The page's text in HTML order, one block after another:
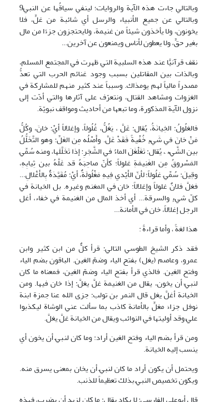
وبالتالي جاءت هذه الآية والروايات؛ لينفي سياقُها عن النبيِّ9
وبالتالي عن جميع الأنبياء والرسل أي شائبة من غلٍّ، فلا
يخونون، ولا يأخذون شيئاً من غنيمة، ولايحتجزون جزءًا من مال
بغير حقٍّ، ولا يعطون لأناس ويمنعون عن آخرين...
نقف قرآنيًّا عند هذه السلبية التي ظهرت في المجتمع المسلم،
وبالذات بين المقاتلين بسبب وجود غنائم الحرب التي تعدُّ
مصدراً مالياً لهم يومذاك. وسبباً عند كثير منهم للمشاركة في
الغزوات ومشاهد القتال، ونتعرّف على آثارها والتي أدّت إلى
نزول الآية المذكورة، وما تبعها من أحاديث ومواقف نبويّة.
فالغلُولُ: الخِيانَةُ، يُقال: غَلَّ ، يَغُلُّ، غُلُولاً، وإغلالاً أيْ: خانَ، وكُلُّ
مَنْ خانَ في شَيْءٍ خُفْيةً فَقَدْ غَلَّ. وأَصْلُه مِن الغَلِّ: وهو التَّخَلُّلُ
بين الشَّيْء ِ، يُقال: تَغَلْغَلَ الماءُ في الشَّجَرِ: إذا تَخَلَّلَها، ومنه سُمِّيَ
المَسْروقُ مِن الغَنِيمَةِ غلولاً؛ كأَنّ صاحِبَهُ قد غَلَّهُ بين ثِيابِهِ،
وقِيلَ: سُمِّيَ غلُولاً؛ لأنّ الأَيْدي فِيهِ مَغْلُولَةٌ، أيْ: مُقَيَّدَةٌ بِالأَغْلالِ...
فغلَّ فلانٌ غلولاً وإغلالاً: خان في المغنم وغيره. بل الخيانة في
كلّ شيءٍ والسرقة... أي أخذ المال من الغنيمة في خفاء، أغل
الرجل إغلالاً، خان في الأمانة...
هذا لغةً ، وأما قراءةً :
فقد ذكر الشيخ الطوسي التالي: قرأ كلٌّ من ابن كثير وابن
عمرو، وعاصم (يغل) بفتح الياء وضمّ الغين. الباقون بضم الياء
وفتح الغين. فالذي قرأ بفتح الياء وضمّ الغين، فمعناه ما كان
لنبيِّ أن يخون، يقال من الغنيمة غلَّ يغلَّ: إذا خان فيها. ومن
الخيانة أغلَّ يغل قال النمر بن تولب: جزى الله عنا جمزة ابنة
نوفل جزاءَ مغلٍّ بالأمانة كاذب بما سألت عني الوشاة ليكذبوا
عليَّ وقد أوليتها في النوائب ويقال من الخيانة غلَّ يغلَّ.
ومن قرأ بضم الياء وفتح الغين أراد: وما كان لنبيّ أن يخون أي
ينسب إليه الخيانة.
ويحتمل أن يكون أراد ما كان لنبيّ أن يخان بمعنى يسرق منه.
ويكون تخصيص النبيّ بذلك تعظيماً للذنب.